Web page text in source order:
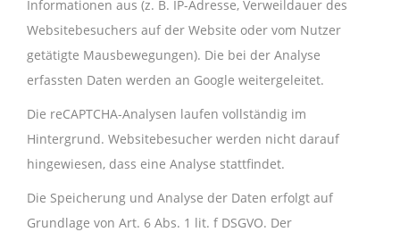
Informationen aus (z. B. IP-Adresse, Verweildauer des
Websitebesuchers auf der Website oder vom Nutzer
getätigte Mausbewegungen). Die bei der Analyse
erfassten Daten werden an Google weitergeleitet.
Die reCAPTCHA-Analysen laufen vollständig im
Hintergrund. Websitebesucher werden nicht darauf
hingewiesen, dass eine Analyse stattfindet.
Die Speicherung und Analyse der Daten erfolgt auf
Grundlage von Art. 6 Abs. 1 lit. f DSGVO. Der